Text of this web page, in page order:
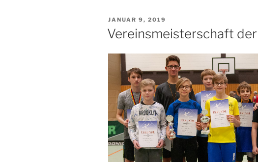
VERÖFFENTLICHT
AM
JANUAR 9, 2019
Vereinsmeisterschaft